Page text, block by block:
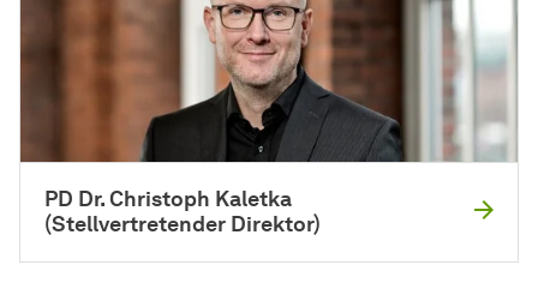
PD Dr. Christoph Kaletka
(Stellvertretender Di­rek­tor)